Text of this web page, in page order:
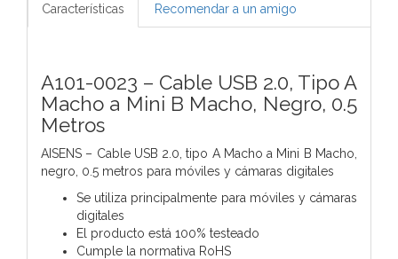
Características Recomendar a un amigo
A101-0023 – Cable USB 2.0, Tipo A
Macho a Mini B Macho, Negro, 0.5
Metros
AISENS – Cable USB 2.0, tipo A Macho a Mini B Macho,
negro, 0.5 metros para móviles y cámaras digitales
Se utiliza principalmente para móviles y cámaras
digitales
El producto está 100% testeado
Cumple la normativa RoHS